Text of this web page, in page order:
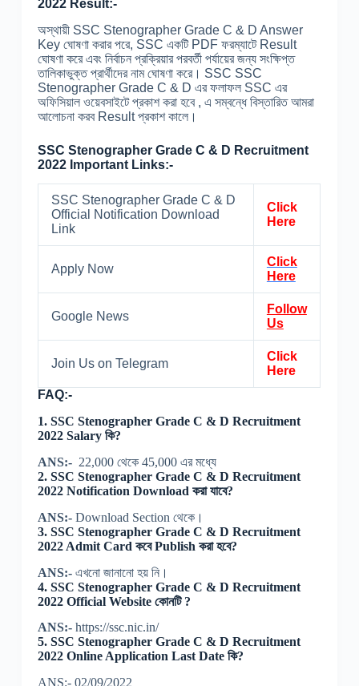
2022 Result:-
অস্থায়ী SSC Stenographer Grade C & D Answer
Key ঘোষণা করার পরে, SSC একটি PDF ফরম্যাটে Result
ঘোষণা করে এবং নির্বাচন প্রক্রিয়ার পরবর্তী পর্যায়ের জন্য সংক্ষিপ্ত
তালিকাভুক্ত প্রার্থীদের নাম ঘোষণা করে। SSC SSC
Stenographer Grade C & D এর ফলাফল SSC এর
অফিসিয়াল ওয়েবসাইটে প্রকাশ করা হবে , এ সম্বন্ধে বিস্তারিত আমরা
আলোচনা করব Result প্রকাশ কালে।
SSC Stenographer Grade C & D Recruitment
2022 Important Links:-
SSC Stenographer Grade C & D
Official Notification Download
Link
Click
Here
Apply Now
Click
Here
Google News
Follow
Us
Join Us on Telegram
Click
Here
FAQ:-
1. SSC Stenographer Grade C & D Recruitment
2022 Salary কি?
ANS:- 22,000 থেকে 45,000 এর মধ্যে
2. SSC Stenographer Grade C & D Recruitment
2022 Notification Download করা যাবে?
ANS:- Download Section থেকে।
3. SSC Stenographer Grade C & D Recruitment
2022 Admit Card কবে Publish করা হবে?
ANS:- এখনো জানানো হয় নি।
4. SSC Stenographer Grade C & D Recruitment
2022 Official Website কোনটি ?
ANS:- https://ssc.nic.in/
5. SSC Stenographer Grade C & D Recruitment
2022 Online Application Last Date কি?
ANS:- 02/09/2022